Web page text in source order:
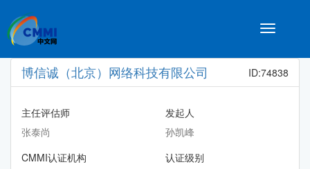
Toggle
博信诚（北京）网络科技有限公司 ID:74838
主任评估师
张泰尚
发起人
孙凯峰
CMMI认证机构
认证级别